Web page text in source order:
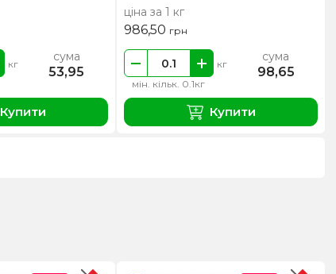
кг сума
53,95
Купити
ціна за 1 кг
986,50 грн
мін. кільк. 0.1кг
кг сума
98,65
Купити